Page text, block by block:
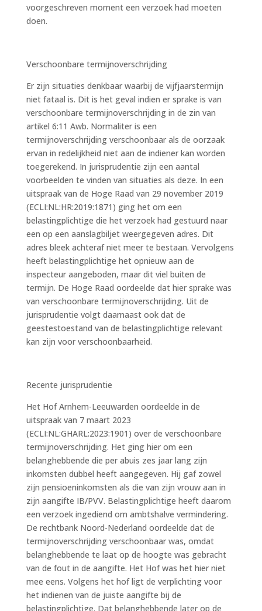
voorgeschreven moment een verzoek had moeten
doen.
Verschoonbare termijnoverschrijding
Er zijn situaties denkbaar waarbij de vijfjaarstermijn
niet fataal is. Dit is het geval indien er sprake is van
verschoonbare termijnoverschrijding in de zin van
artikel 6:11 Awb. Normaliter is een
termijnoverschrijding verschoonbaar als de oorzaak
ervan in redelijkheid niet aan de indiener kan worden
toegerekend. In jurisprudentie zijn een aantal
voorbeelden te vinden van situaties als deze. In een
uitspraak van de Hoge Raad van 29 november 2019
(ECLI:NL:HR:2019:1871) ging het om een
belastingplichtige die het verzoek had gestuurd naar
een op een aanslagbiljet weergegeven adres. Dit
adres bleek achteraf niet meer te bestaan. Vervolgens
heeft belastingplichtige het opnieuw aan de
inspecteur aangeboden, maar dit viel buiten de
termijn. De Hoge Raad oordeelde dat hier sprake was
van verschoonbare termijnoverschrijding. Uit de
jurisprudentie volgt daarnaast ook dat de
geestestoestand van de belastingplichtige relevant
kan zijn voor verschoonbaarheid.
Recente jurisprudentie
Het Hof Arnhem-Leeuwarden oordeelde in de
uitspraak van 7 maart 2023
(ECLI:NL:GHARL:2023:1901) over de verschoonbare
termijnoverschrijding. Het ging hier om een
belanghebbende die per abuis zes jaar lang zijn
inkomsten dubbel heeft aangegeven. Hij gaf zowel
zijn pensioeninkomsten als die van zijn vrouw aan in
zijn aangifte IB/PVV. Belastingplichtige heeft daarom
een verzoek ingediend om ambtshalve vermindering.
De rechtbank Noord-Nederland oordeelde dat de
termijnoverschrijding verschoonbaar was, omdat
belanghebbende te laat op de hoogte was gebracht
van de fout in de aangifte. Het Hof was het hier niet
mee eens. Volgens het hof ligt de verplichting voor
het indienen van de juiste aangifte bij de
belastingplichtige. Dat belanghebbende later op de